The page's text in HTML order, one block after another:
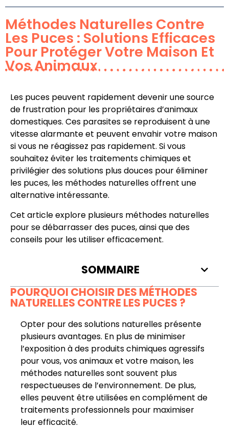
Méthodes Naturelles Contre
Les Puces : Solutions Efficaces
Pour Protéger Votre Maison Et
Vos Animaux
Les puces peuvent rapidement devenir une source
de frustration pour les propriétaires d’animaux
domestiques. Ces parasites se reproduisent à une
vitesse alarmante et peuvent envahir votre maison
si vous ne réagissez pas rapidement. Si vous
souhaitez éviter les traitements chimiques et
privilégier des solutions plus douces pour éliminer
les puces, les méthodes naturelles offrent une
alternative intéressante.
Cet article explore plusieurs méthodes naturelles
pour se débarrasser des puces, ainsi que des
conseils pour les utiliser efficacement.
SOMMAIRE
POURQUOI CHOISIR DES MÉTHODES
NATURELLES CONTRE LES PUCES ?
Opter pour des solutions naturelles présente
plusieurs avantages. En plus de minimiser
l’exposition à des produits chimiques agressifs
pour vous, vos animaux et votre maison, les
méthodes naturelles sont souvent plus
respectueuses de l’environnement. De plus,
elles peuvent être utilisées en complément de
traitements professionnels pour maximiser
leur efficacité.